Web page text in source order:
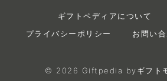
ギフトペディアについて
プライバシーポリシー
お問い
© 2026 Giftpedia byギフト